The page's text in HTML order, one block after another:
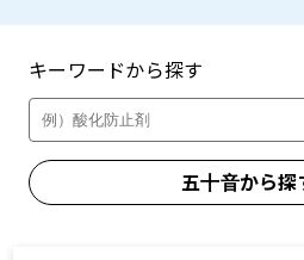
キーワードから探す
五十音から探